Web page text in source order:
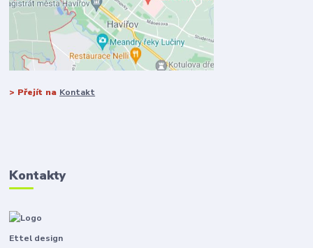
> Přejít na Kontakt
Kontakty
Ettel design